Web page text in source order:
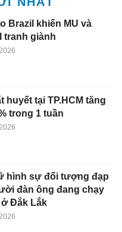
Brazil khiến MU và
tranh giành
huyết tại TP.HCM tăng
trong 1 tuần
hình sự đối tượng đạp
đàn ông đang chạy
ở Đắk Lắk